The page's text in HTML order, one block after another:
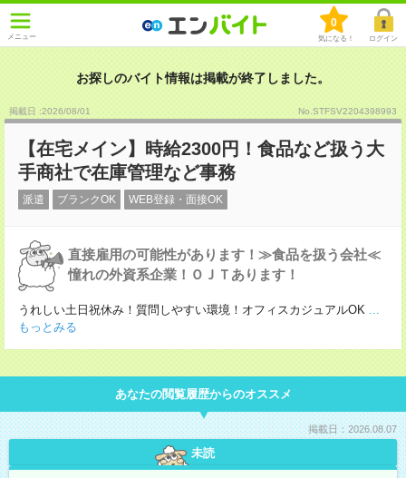
メニュー
0
気になる！ ログイン
お探しのバイト情報は掲載が終了しました。
掲載日 :2026/08/01 No.STFSV2204398993
【在宅メイン】時給2300円！食品など扱う大
手商社で在庫管理など事務
派遣 ブランクOK WEB登録・面接OK
直接雇用の可能性があります！≫食品を扱う会社≪
憧れの外資系企業！ＯＪＴあります！
うれしい土日祝休み！質問しやすい環境！オフィスカジュアルOK ...
もっとみる
あなたの閲覧履歴からのオススメ
掲載日：2026.08.07
未読